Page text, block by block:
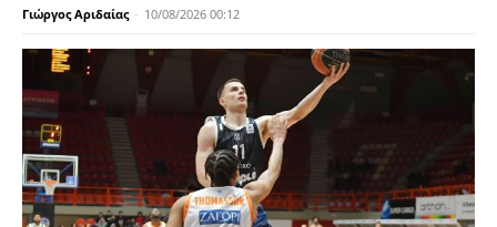
Γιώργος Αριδαίας - 10/08/2026 00:12